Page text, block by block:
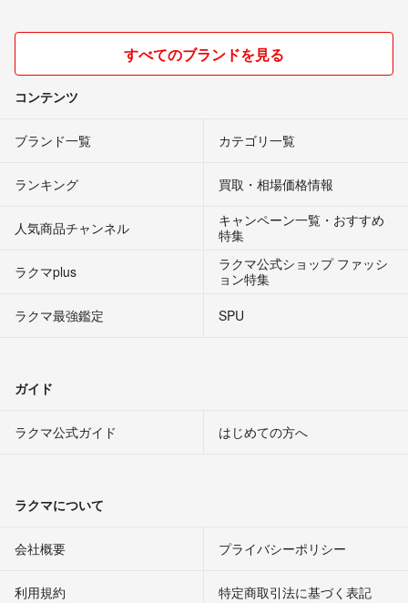
すべてのブランドを見る
コンテンツ
ブランド一覧 カテゴリ一覧
ランキング 買取・相場価格情報
人気商品チャンネル
キャンペーン一覧・おすすめ
特集
ラクマplus
ラクマ公式ショップ ファッシ
ョン特集
ラクマ最強鑑定
SPU
ガイド
ラクマ公式ガイド はじめての方へ
ラクマについて
会社概要 プライバシーポリシー
利用規約 特定商取引法に基づく表記